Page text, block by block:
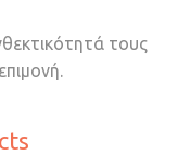
τους